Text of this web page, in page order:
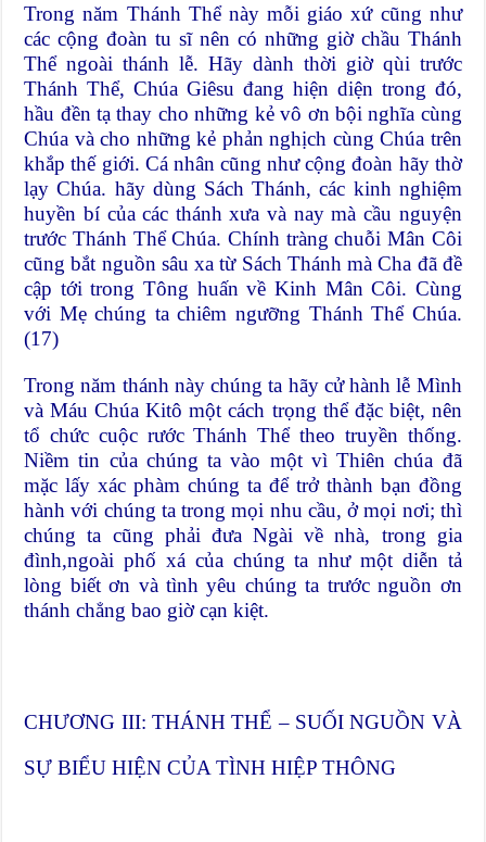
Trong năm Thánh Thể này mỗi giáo xứ cũng như
các cộng đoàn tu sĩ nên có những giờ chầu Thánh
Thể ngoài thánh lễ. Hãy dành thời giờ qùi trước
Thánh Thể, Chúa Giêsu đang hiện diện trong đó,
hầu đền tạ thay cho những kẻ vô ơn bội nghĩa cùng
Chúa và cho những kẻ phản nghịch cùng Chúa trên
khắp thế giới. Cá nhân cũng như cộng đoàn hãy thờ
lạy Chúa. hãy dùng Sách Thánh, các kinh nghiệm
huyền bí của các thánh xưa và nay mà cầu nguyện
trước Thánh Thể Chúa. Chính tràng chuỗi Mân Côi
cũng bắt nguồn sâu xa từ Sách Thánh mà Cha đã đề
cập tới trong Tông huấn về Kinh Mân Côi. Cùng
với Mẹ chúng ta chiêm ngưỡng Thánh Thể Chúa.
(17)
Trong năm thánh này chúng ta hãy cử hành lễ Mình
và Máu Chúa Kitô một cách trọng thể đặc biệt, nên
tổ chức cuộc rước Thánh Thể theo truyền thống.
Niềm tin của chúng ta vào một vì Thiên chúa đã
mặc lấy xác phàm chúng ta để trở thành bạn đồng
hành với chúng ta trong mọi nhu cầu, ở mọi nơi; thì
chúng ta cũng phải đưa Ngài về nhà, trong gia
đình,ngoài phố xá của chúng ta như một diễn tả
lòng biết ơn và tình yêu chúng ta trước nguồn ơn
thánh chẳng bao giờ cạn kiệt.
CHƯƠNG III: THÁNH THỂ – SUỐI NGUỒN VÀ
SỰ BIỂU HIỆN CỦA TÌNH HIỆP THÔNG